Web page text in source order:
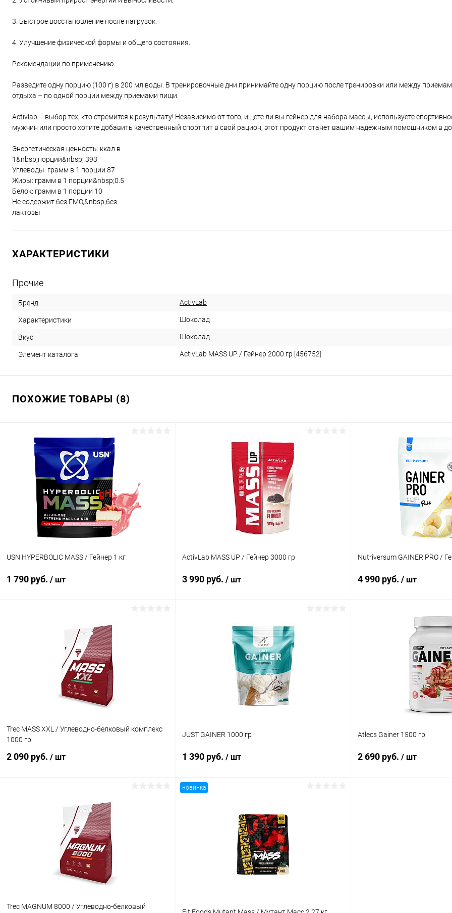
3. Быстрое восстановление после нагрузок.
4. Улучшение физической формы и общего состояния.
Рекомендации по применению:
Разведите одну порцию (100 г) в 200 мл воды. В тренировочные дни принимайте одну порцию после тренировки или между
отдыха – по одной порции между приемами пищи.
Activlab – выбор тех, кто стремится к результату! Независимо от того, ищете ли вы гейнер для набора массы, используете
мужчин или просто хотите добавить качественный спортпит в свой рацион, этот продукт станет вашим надежным помощником в
Энергетическая ценность: ккал в
1&nbsp;порции&nbsp; 393
Углеводы: грамм в 1 порции 87
Жиры: грамм в 1 порции&nbsp;0.5
Белок: грамм в 1 порции 10
Не содержит без ГМО,&nbsp;без
лактозы
ХАРАКТЕРИСТИКИ
Прочие
Бренд ActivLab
Характеристики Шоколад
Вкус Шоколад
Элемент каталога ActivLab MASS UP / Гейнер 2000 гр [456752]
ПОХОЖИЕ ТОВАРЫ (8)
USN HYPERBOLIC MASS / Гейнер 1 кг
1 790 руб. / шт
Сравнение
В наличии
Клубничный чизкейк
ActivLab MASS UP / Гейнер 3000 гр
3 990 руб. / шт
Купить в 1 клик Сравнение
В наличии
Nutriversum GAINER PRO /
4 990 руб. / шт
В
Купить в 1 клик
Trec MASS XXL / Углеводно-белковый комплекс
1000 гр
2 090 руб. / шт
Сравнение
В наличии
JUST GAINER 1000 гр
1 390 руб. / шт
Купить в 1 клик Сравнение
В наличии
Ванильное мороженое
Atlecs Gainer 1500 гр
2 690 руб. / шт
Trec MAGNUM 8000 / Углеводно-белковый
новинка